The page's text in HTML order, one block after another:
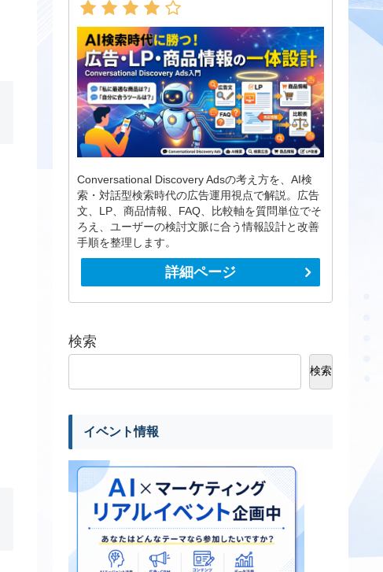
Conversational Discovery Adsの考え方を、AI検
索・対話型検索時代の広告運用視点で解説。広告
文、LP、商品情報、FAQ、比較軸を質問単位でそ
ろえ、ユーザーの検討文脈に合う情報設計と改善
手順を整理します。
詳細ページ
検索
検索
イベント情報